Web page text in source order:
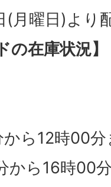
曜日)より
の在庫状況】
ら12時00
16時00分